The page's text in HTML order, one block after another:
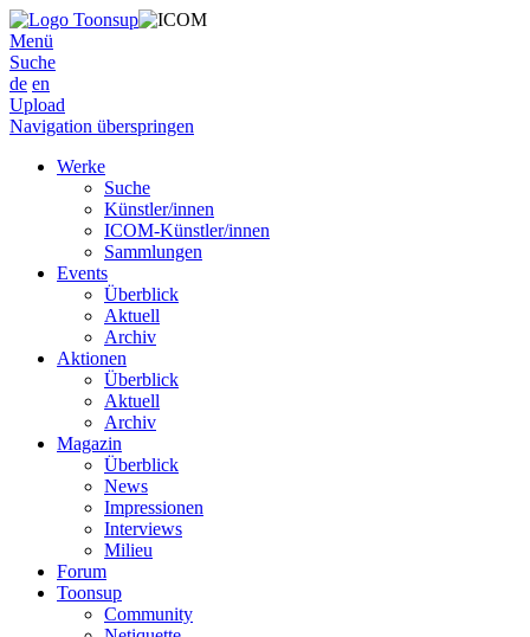
Menü
Suche
de en
Upload
Navigation überspringen
Werke
Suche
Künstler/innen
ICOM-Künstler/innen
Sammlungen
Events
Überblick
Aktuell
Archiv
Aktionen
Überblick
Aktuell
Archiv
Magazin
Überblick
News
Impressionen
Interviews
Milieu
Forum
Toonsup
Community